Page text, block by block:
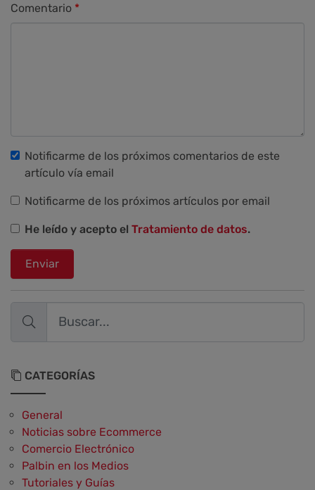
Comentario
Notificarme de los próximos comentarios de este
artículo vía email
Notificarme de los próximos artículos por email
He leído y acepto el Tratamiento de datos.
Enviar
CATEGORÍAS
General
Noticias sobre Ecommerce
Comercio Electrónico
Palbin en los Medios
Tutoriales y Guías